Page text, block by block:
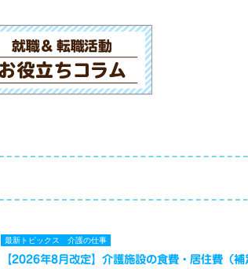
最新トピックス 介護の仕事
【2026年8月改定】介護施設の食費・居住費（補